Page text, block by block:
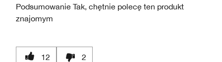
Podsumowanie Tak, chętnie polecę ten produkt
znajomym
12 2